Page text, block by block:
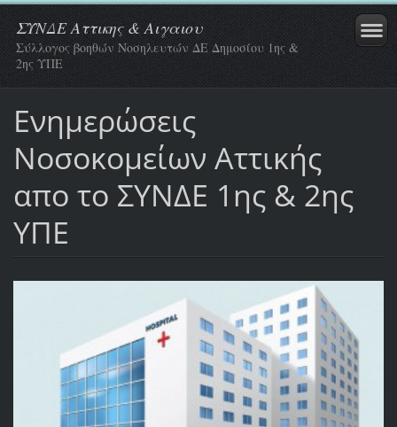
ΣΥΝΔΕ Αττικης & Αιγαιου
Σύλλογος βοηθών Νοσηλευτών ΔΕ Δημοσίου 1ης &
2ης ΥΠΕ
Ενημερώσεις
Νοσοκομείων Αττικής
απο το ΣΥΝΔΕ 1ης & 2ης
ΥΠΕ